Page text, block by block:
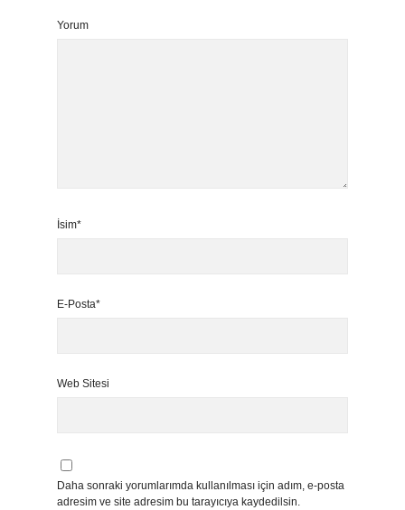
Yorum
İsim*
E-Posta*
Web Sitesi
Daha sonraki yorumlarımda kullanılması için adım, e-posta
adresim ve site adresim bu tarayıcıya kaydedilsin.